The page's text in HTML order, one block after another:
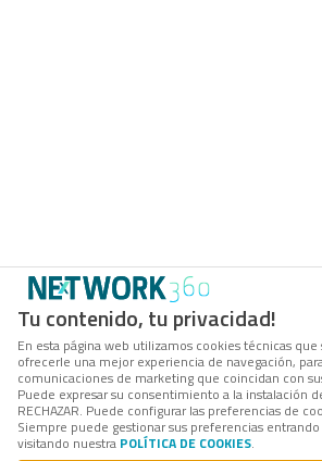
Tu contenido, tu privacidad!
En esta página web utilizamos cookies técnicas
ofrecerle una mejor experiencia de navegación,
comunicaciones de marketing que coincidan con
Puede expresar su consentimiento a la instalación
RECHAZAR. Puede configurar las preferencias de
Siempre puede gestionar sus preferencias
visitando nuestra POLÍTICA DE COOKIES.